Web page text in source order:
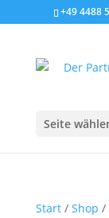
+49 4488
Seite
Start/ Shop /